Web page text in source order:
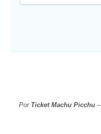
Por Ticket Machu Picchu–